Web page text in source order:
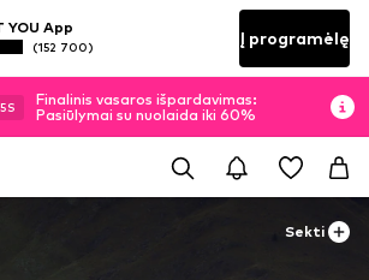
YOU App
(152 700) Į programėlę
S
Finalinis vasaros išpardavimas:
Pasiūlymai su nuolaida iki 60%
Sekti